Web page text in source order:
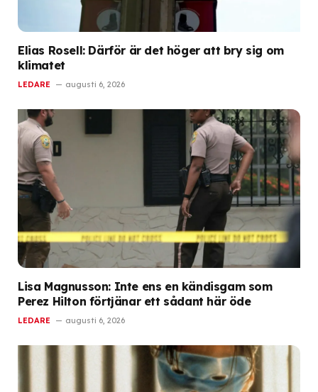
Elias Rosell: Därför är det höger att bry sig om
klimatet
LEDARE augusti 6, 2026
Lisa Magnusson: Inte ens en kändisgam som
Perez Hilton förtjänar ett sådant här öde
LEDARE augusti 6, 2026